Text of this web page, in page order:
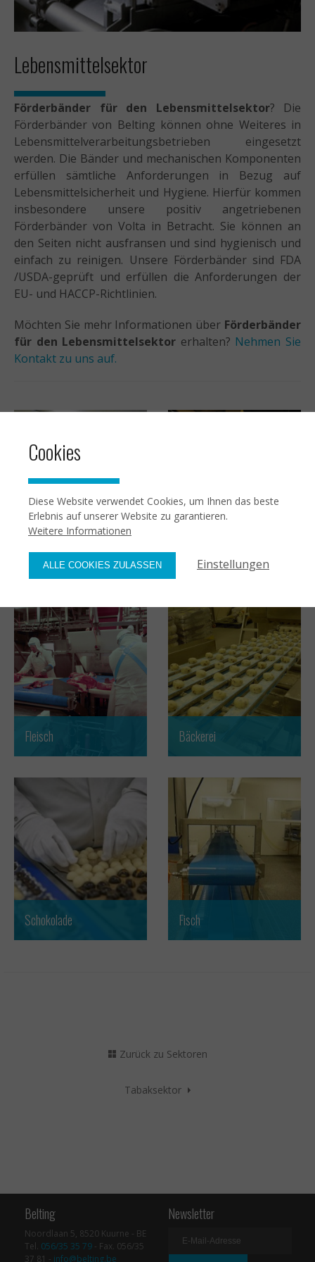
Lebensmittelsektor
Förderbänder für den Lebensmittelsektor? Die
Förderbänder von Belting können ohne Weiteres in
Lebensmittelverarbeitungsbetrieben eingesetzt
werden. Die Bänder und mechanischen Komponenten
erfüllen sämtliche Anforderungen in Bezug auf
Lebensmittelsicherheit und Hygiene. Hierfür kommen
insbesondere unsere positiv angetriebenen
Förderbänder von Volta in Betracht. Sie können an
den Seiten nicht ausfransen und sind hygienisch und
einfach zu reinigen. Unsere Förderbänder sind FDA
/USDA-geprüft und erfüllen die Anforderungen der
EU- und HACCP-Richtlinien.
Möchten Sie mehr Informationen über Förderbänder
für den Lebensmittelsektor erhalten? Nehmen Sie
Kontakt zu uns auf.
Gemüse und Obst
Fleisch Bäckerei
Schokolade Fisch
Zurück zu Sektoren
Tabaksektor
Belting
Noordlaan 5, 8520 Kuurne - BE
Tel. 056/35 35 79 - Fax. 056/35
37 81 - info@belting.be
Newsletter
Cookies
Diese Website verwendet Cookies, um Ihnen das beste
Erlebnis auf unserer Website zu garantieren.
Weitere Informationen
ALLE COOKIES ZULASSEN Einstellungen